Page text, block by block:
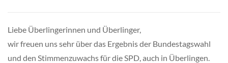
Liebe Überlingerinnen und Überlinger,
wir freuen uns sehr über das Ergebnis der Bundestagswahl
und den Stimmenzuwachs für die SPD, auch in Überlingen.